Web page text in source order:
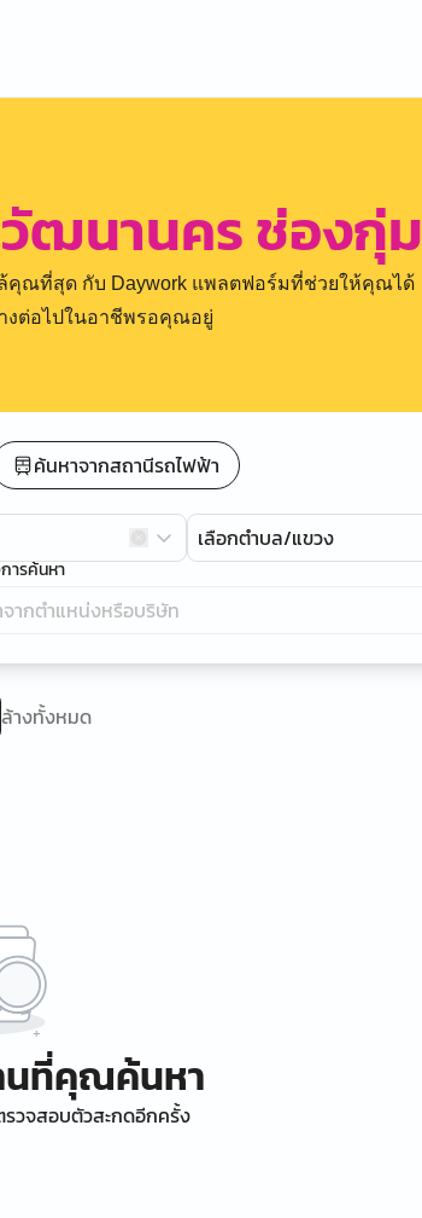
วัฒนานคร ช่องกุ่ม
ณที่สุด กับ Daywork แพลตฟอร์มที่ช่วยให้คุณได้
างต่อไปในอาชีพรอคุณอยู่
ค้นหาจากสถานีรถไฟฟ้า
เลือกตำบล/แขวง
ารค้นหา
ล้างทั้งหมด
นที่คุณค้นหา
วจสอบตัวสะกดอีกครั้ง